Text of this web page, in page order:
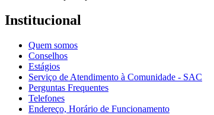
Institucional
Quem somos
Conselhos
Estágios
Serviço de Atendimento à Comunidade - SAC
Perguntas Frequentes
Telefones
Endereço, Horário de Funcionamento